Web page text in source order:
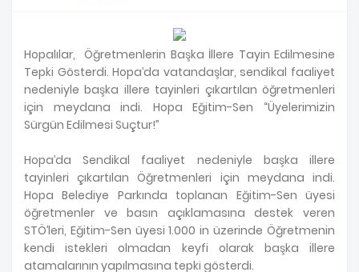
Hopalılar, Öğretmenlerin Başka İllere Tayin Edilmesine
Tepki Gösterdi. Hopa’da vatandaşlar, sendikal faaliyet
nedeniyle başka illere tayinleri çıkartılan öğretmenleri
için meydana indi. Hopa Eğitim-Sen “Üyelerimizin
Sürgün Edilmesi Suçtur!”
Hopa’da Sendikal faaliyet nedeniyle başka illere
tayinleri çıkartılan Öğretmenleri için meydana indi.
Hopa Belediye Parkında toplanan Eğitim-Sen üyesi
öğretmenler ve basın açıklamasına destek veren
STÖ’leri, Eğitim-Sen üyesi 1.000 in üzerinde Öğretmenin
kendi istekleri olmadan keyfi olarak başka illere
atamalarının yapılmasına tepki gösterdi.